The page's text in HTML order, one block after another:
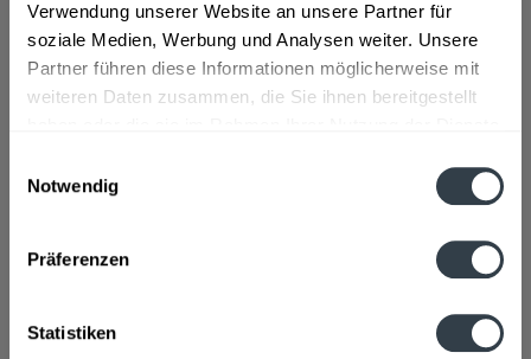
Verwendung unserer Website an unsere Partner für
soziale Medien, Werbung und Analysen weiter. Unsere
Partner führen diese Informationen möglicherweise mit
weiteren Daten zusammen, die Sie ihnen bereitgestellt
Notwendig
Präferenzen
Statistiken
In denWarenkorb
Artikel-Nr.:
13214
Beschreibung